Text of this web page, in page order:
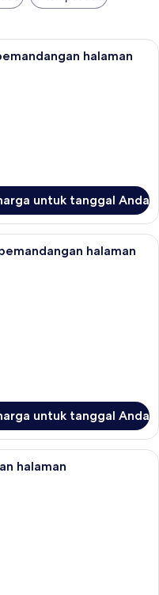
Double atau Twin Junior,
halaman
untuk tanggal Anda
Double atau Twin Deluks,
halaman
untuk tanggal Anda
kerja, Wi-Fi gratis, dan seprai
halaman